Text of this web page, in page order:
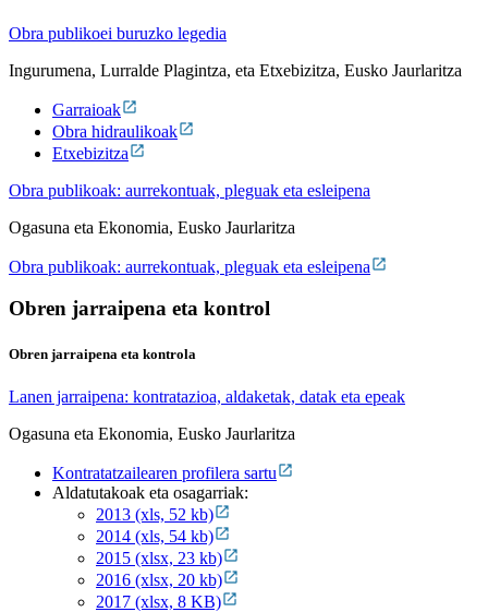
Obra publikoei buruzko legedia
Ingurumena, Lurralde Plagintza, eta Etxebizitza, Eusko Jaurlaritza
Garraioak
Obra hidraulikoak
Etxebizitza
Obra publikoak: aurrekontuak, pleguak eta esleipena
Ogasuna eta Ekonomia, Eusko Jaurlaritza
Obra publikoak: aurrekontuak, pleguak eta esleipena
Obren jarraipena eta kontrol
Obren jarraipena eta kontrola
Lanen jarraipena: kontratazioa, aldaketak, datak eta epeak
Ogasuna eta Ekonomia, Eusko Jaurlaritza
Kontratatzailearen profilera sartu
Aldatutakoak eta osagarriak:
2013 (xls, 52 kb)
2014 (xls, 54 kb)
2015 (xlsx, 23 kb)
2016 (xlsx, 20 kb)
2017 (xlsx, 8 KB)